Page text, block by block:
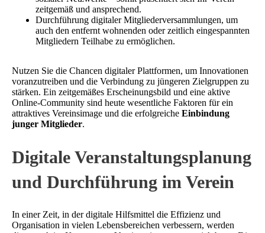
zeitgemäß und ansprechend.
Durchführung digitaler Mitgliederversammlungen, um
auch den entfernt wohnenden oder zeitlich eingespannten
Mitgliedern Teilhabe zu ermöglichen.
Nutzen Sie die Chancen digitaler Plattformen, um Innovationen
voranzutreiben und die Verbindung zu jüngeren Zielgruppen zu
stärken. Ein zeitgemäßes Erscheinungsbild und eine aktive
Online-Community sind heute wesentliche Faktoren für ein
attraktives Vereinsimage und die erfolgreiche Einbindung
junger Mitglieder.
Digitale Veranstaltungsplanung
und Durchführung im Verein
In einer Zeit, in der digitale Hilfsmittel die Effizienz und
Organisation in vielen Lebensbereichen verbessern, werden